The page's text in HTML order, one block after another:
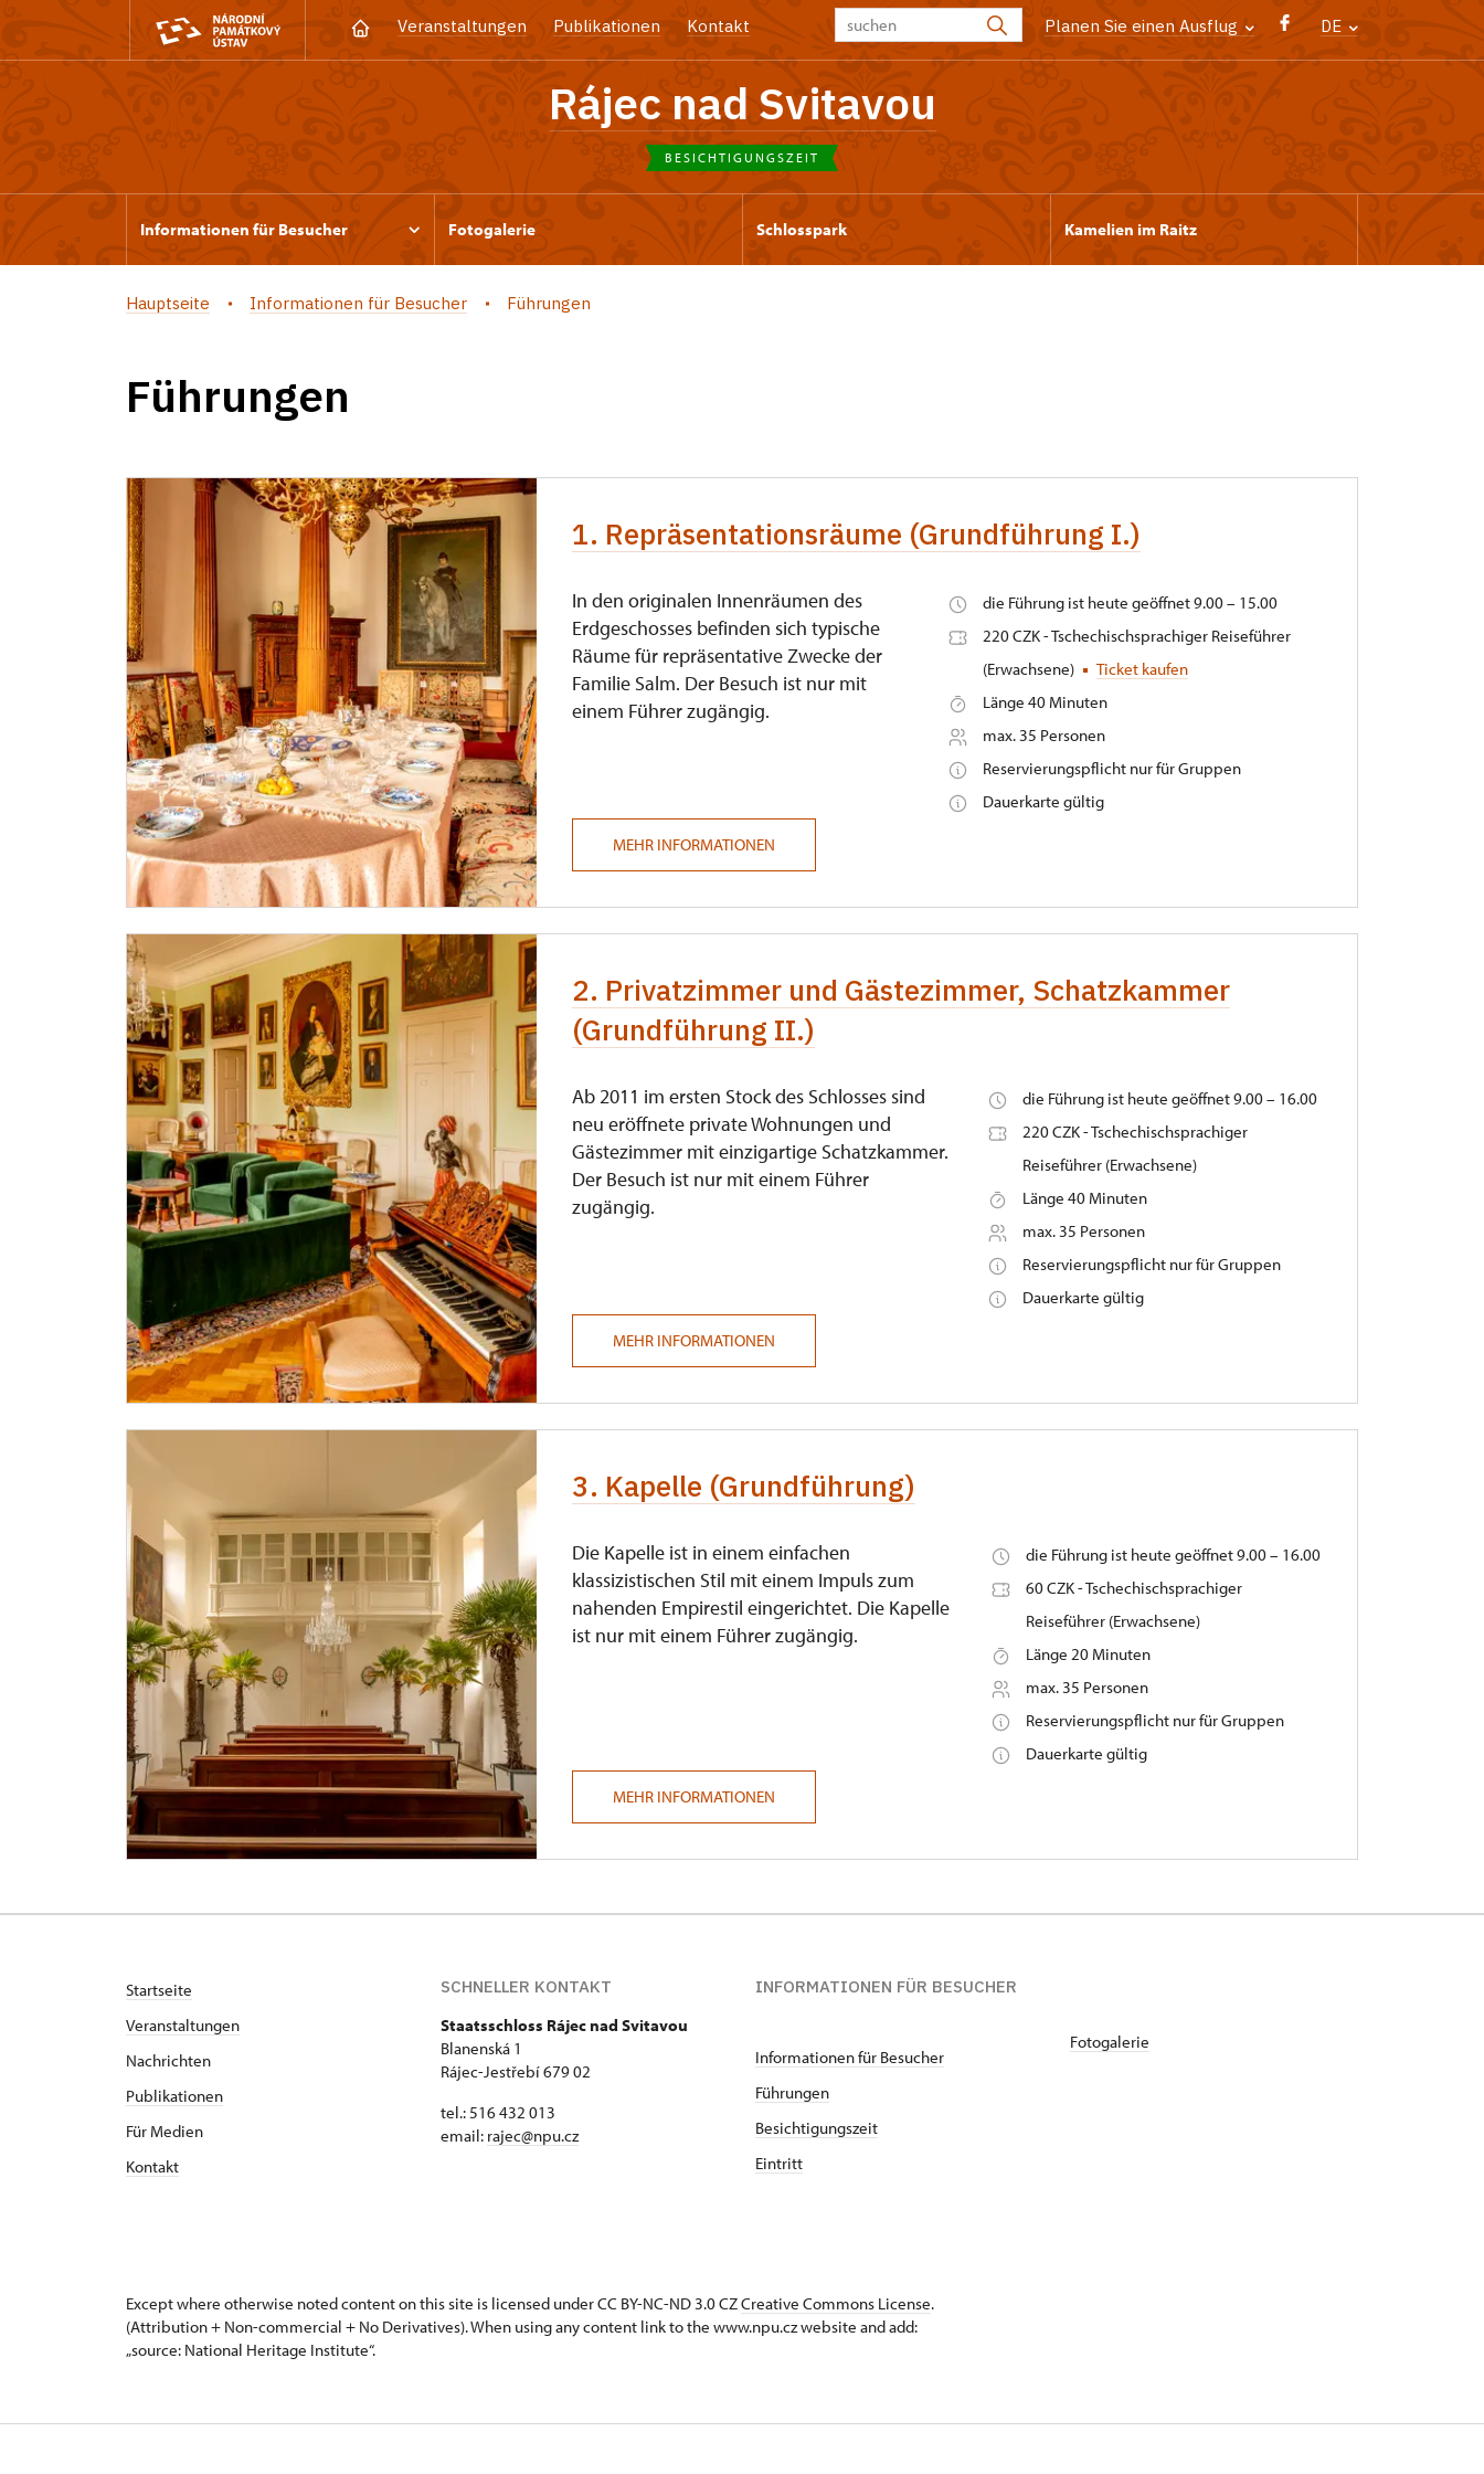
Veranstaltungen Publikationen Kontakt Planen Sie einen Ausflug DE
Rájec nad Svitavou
BESICHTIGUNGSZEIT
Informationen für Besucher Fotogalerie Schlosspark Kamelien im Raitz
Hauptseite Informationen für Besucher Führungen
Führungen
1. Repräsentationsräume (Grundführung I.)
In den originalen Innenräumen des
Erdgeschosses befinden sich typische
Räume für repräsentative Zwecke der
Familie Salm. Der Besuch ist nur mit
einem Führer zugängig.
die Führung ist heute geöffnet 9.00 – 15.00
220 CZK - Tschechischsprachiger Reiseführer
(Erwachsene)
Ticket kaufen
Länge 40 Minuten
max. 35 Personen
Reservierungspflicht nur für Gruppen
Dauerkarte gültig
MEHR INFORMATIONEN
2. Privatzimmer und Gästezimmer, Schatzkammer
(Grundführung II.)
Ab 2011 im ersten Stock des Schlosses sind
neu eröffnete private Wohnungen und
Gästezimmer mit einzigartige Schatzkammer.
Der Besuch ist nur mit einem Führer
zugängig.
die Führung ist heute geöffnet 9.00 – 16.00
220 CZK - Tschechischsprachiger
Reiseführer (Erwachsene)
Länge 40 Minuten
max. 35 Personen
Reservierungspflicht nur für Gruppen
Dauerkarte gültig
MEHR INFORMATIONEN
3. Kapelle (Grundführung)
Die Kapelle ist in einem einfachen
klassizistischen Stil mit einem Impuls zum
nahenden Empirestil eingerichtet. Die Kapelle
ist nur mit einem Führer zugängig.
die Führung ist heute geöffnet 9.00 – 16.00
60 CZK - Tschechischsprachiger
Reiseführer (Erwachsene)
Länge 20 Minuten
max. 35 Personen
Reservierungspflicht nur für Gruppen
Dauerkarte gültig
MEHR INFORMATIONEN
Startseite
Veranstaltungen
Nachrichten
Publikationen
Für Medien
Kontakt
SCHNELLER KONTAKT
Staatsschloss Rájec nad Svitavou
Blanenská 1
Rájec-Jestřebí 679 02
tel.: 516 432 013
email: rajec@npu.cz
INFORMATIONEN FÜR BESUCHER
Informationen für Besucher
Führungen
Besichtigungszeit
Eintritt
Fotogalerie
Except where otherwise noted content on this site is licensed under CC BY-NC-ND 3.0 CZCreative Commons License.
(Attribution + Non-commercial + No Derivatives). When using any content link to the www.npu.cz website and add:
„source: National Heritage Institute“.